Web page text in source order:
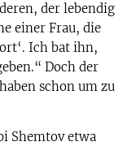
der lebendig
einer Frau, die
Ich bat ihn,
Doch der
schon um zu
Shemtov etwa